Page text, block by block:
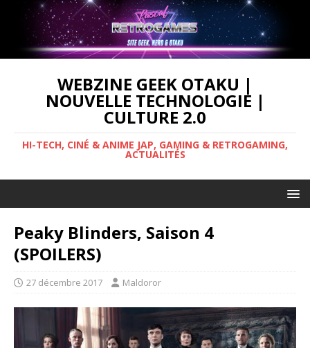
WEBZINE GEEK OTAKU |
NOUVELLE TECHNOLOGIE |
CULTURE 2.0
HI-TECH, CINÉ & ANIME JAP, GAMING & RETROGAMING,
ACTUALITÉS
Peaky Blinders, Saison 4
(SPOILERS)
27 décembre 2017 Maldoror